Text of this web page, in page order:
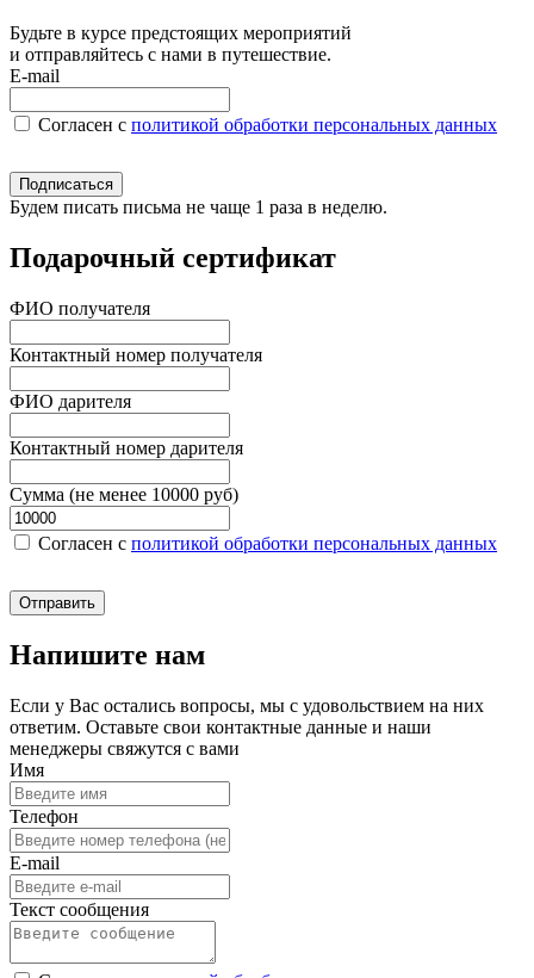
Будьте в курсе предстоящих мероприятий
и отправляйтесь с нами в путешествие.
E-mail
Согласен c политикой обработки персональных данных
Подписаться
Будем писать письма не чаще 1 раза в неделю.
Подарочный сертификат
ФИО получателя
Контактный номер получателя
ФИО дарителя
Контактный номер дарителя
Сумма (не менее 10000 руб)
Согласен c политикой обработки персональных данных
Отправить
Напишите нам
Если у Вас остались вопросы, мы с удовольствием на них
ответим. Оставьте свои контактные данные и наши
менеджеры свяжутся с вами
Имя
Телефон
E-mail
Текст сообщения